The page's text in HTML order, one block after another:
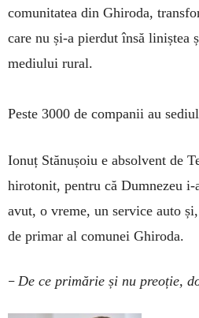
comunitatea din Ghiroda,
care nu și-a pierdut însă liniștea
mediului rural.
Peste 3000 de companii au
Ionuț Stănușoiu e absolvent de
hirotonit, pentru că Dumnezeu
avut, o vreme, un service auto
de primar al comunei Ghiroda.
– De ce primărie și nu preoție,